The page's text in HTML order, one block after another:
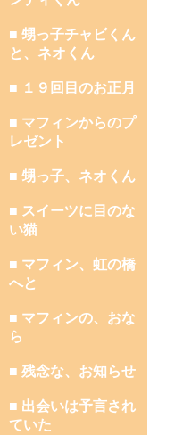
■ 甥っ子チャビくん
と、ネオくん
■ １９回目のお正月
■ マフィンからのプ
レゼント
■ 甥っ子、ネオくん
■ スイーツに目のな
い猫
■ マフィン、虹の橋
へと
■ マフィンの、おな
ら
■ 残念な、お知らせ
■ 出会いは予言され
ていた